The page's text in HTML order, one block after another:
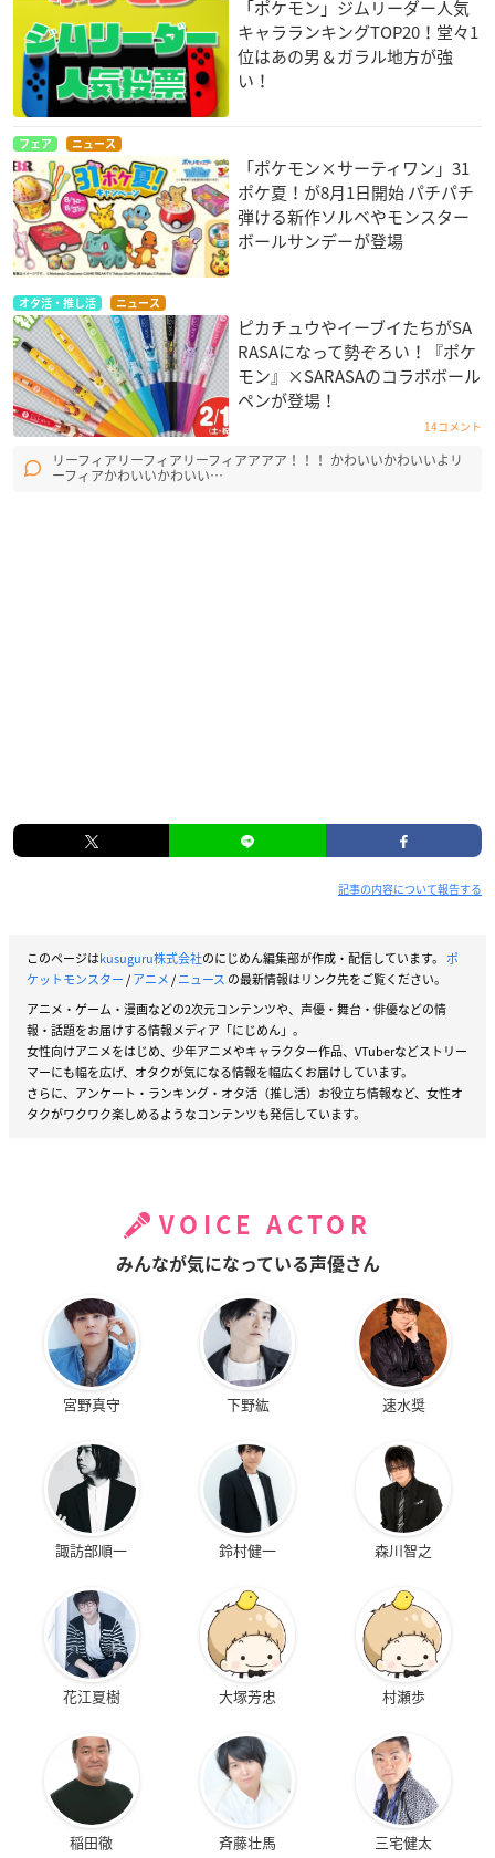
「ポケモン」ジムリーダー人気
キャラランキングTOP20！堂々1
位はあの男＆ガラル地方が強
い！
フェア ニュース
「ポケモン×サーティワン」31
ポケ夏！が8月1日開始 パチパチ
弾ける新作ソルベやモンスター
ボールサンデーが登場
オタ活・推し活 ニュース
ピカチュウやイーブイたちがSA
RASAになって勢ぞろい！『ポケ
モン』×SARASAのコラボボール
ペンが登場！
14コメント
リーフィアリーフィアリーフィアアアア！！！ かわいいかわいいよリ
ーフィアかわいいかわいい…
記事の内容について報告する
このページはkusuguru株式会社のにじめん編集部が作成・配信しています。 ポ
ケットモンスター/アニメ/ニュース の最新情報はリンク先をご覧ください。
アニメ・ゲーム・漫画などの2次元コンテンツや、声優・舞台・俳優などの情
報・話題をお届けする情報メディア「にじめん」。
女性向けアニメをはじめ、少年アニメやキャラクター作品、VTuberなどストリー
マーにも幅を広げ、オタクが気になる情報を幅広くお届けしています。
さらに、アンケート・ランキング・オタ活（推し活）お役立ち情報など、女性オ
タクがワクワク楽しめるようなコンテンツも発信しています。
VOICE ACTOR
みんなが気になっている声優さん
宮野真守 下野紘 速水奨
諏訪部順一 鈴村健一 森川智之
花江夏樹 大塚芳忠 村瀬歩
稲田徹 斉藤壮馬 三宅健太